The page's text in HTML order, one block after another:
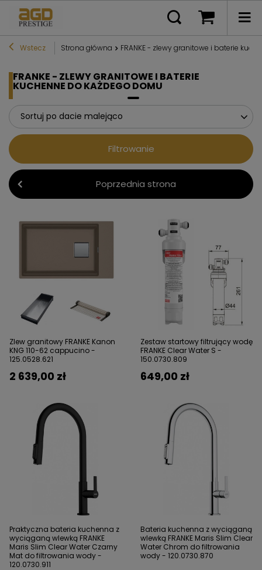
Wstecz Strona główna FRANKE - zlewy granitowe i baterie
FRANKE - ZLEWY GRANITOWE I BATERIE
KUCHENNE DO KAŻDEGO DOMU
Sortuj po dacie malejąco
Filtrowanie
Poprzednia strona
Zlew granitowy FRANKE Kanon
KNG 110-62 cappucino -
125.0528.621
2 639,00 zł
Zestaw startowy filtrujący wodę
FRANKE Clear Water S -
150.0730.809
649,00 zł
Praktyczna bateria kuchenna z
wyciąganą wlewką FRANKE
Maris Slim Clear Water Czarny
Mat do filtrowania wody -
120.0730.911
Bateria kuchenna z wyciąganą
wlewką FRANKE Maris Slim Clear
Water Chrom do filtrowania
wody - 120.0730.870